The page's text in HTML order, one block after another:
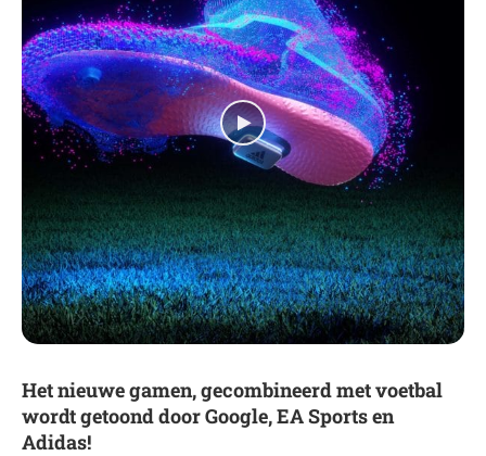
Het nieuwe gamen, gecombineerd met voetbal
wordt getoond door Google, EA Sports en
Adidas!